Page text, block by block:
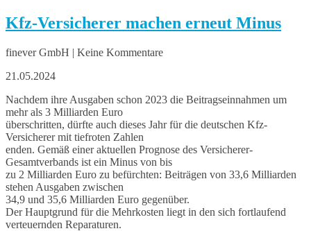
Kfz-Versicherer machen erneut Minus
finever GmbH | Keine Kommentare
21.05.2024
Nachdem ihre Ausgaben schon 2023 die Beitragseinnahmen um
mehr als 3 Milliarden Euro
überschritten, dürfte auch dieses Jahr für die deutschen Kfz-
Versicherer mit tiefroten Zahlen
enden. Gemäß einer aktuellen Prognose des Versicherer-
Gesamtverbands ist ein Minus von bis
zu 2 Milliarden Euro zu befürchten: Beiträgen von 33,6 Milliarden
stehen Ausgaben zwischen
34,9 und 35,6 Milliarden Euro gegenüber.
Der Hauptgrund für die Mehrkosten liegt in den sich fortlaufend
verteuernden Reparaturen.